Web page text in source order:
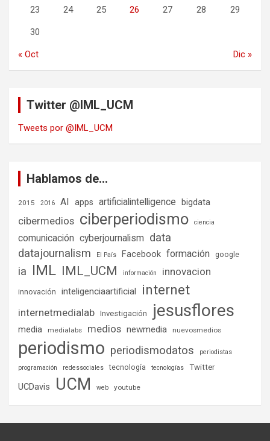
23 24 25 26 27 28 29
30
« Oct Dic »
Twitter @IML_UCM
Tweets por @IML_UCM
Hablamos de…
2015 2016 AI apps artificialintelligence bigdata
cibermedios ciberperiodismo ciencia
comunicación cyberjournalism data
datajournalism El País Facebook formación google
ia IML IML_UCM información innovacion
innovación inteligenciaartificial internet
internetmedialab Investigación jesusflores
media medialabs medios newmedia nuevosmedios
periodismo periodismodatos
periodistas
programación
redessociales tecnología tecnologías Twitter
UCDavis UCM web youtube